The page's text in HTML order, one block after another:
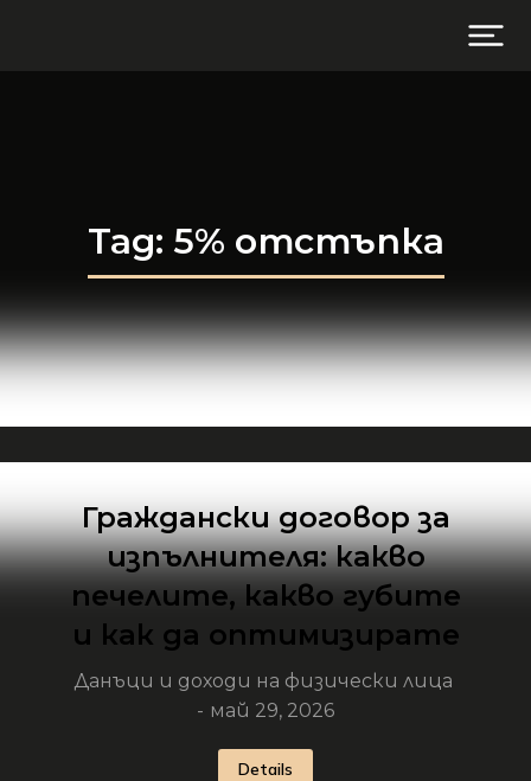
Tag: 5% отстъпка
Граждански договор за
изпълнителя: какво
печелите, какво губите
и как да оптимизирате
Данъци и доходи на физически лица
май 29, 2026
Details